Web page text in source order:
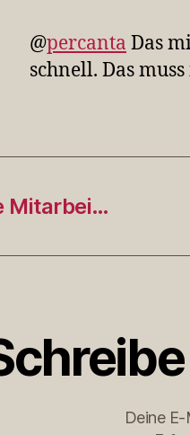
@percanta Das
schnell. Das
Mitarbei…
Deine